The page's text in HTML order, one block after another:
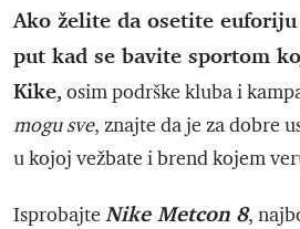
Ako želite da osetite
put kad se bavite sportom
Kike,osim podrške kluba i
mogu sve, znajte da je za dobre
u kojoj vežbate i brend kojem
Isprobajte Nike Metcon 8,